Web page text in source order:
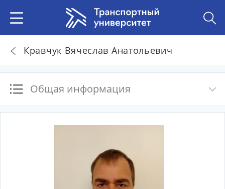
Кравчук Вячеслав Анатольевич
Общая информация